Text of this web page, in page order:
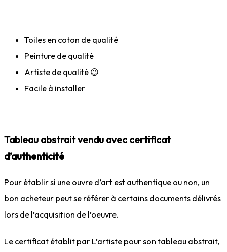
Toiles en coton de qualité
Peinture de qualité
Artiste de qualité 😉
Facile à installer
Tableau abstrait vendu avec certificat
d’authenticité
Pour établir si une ouvre d’art est authentique ou non, un
bon acheteur peut se référer à certains documents délivrés
lors de l’acquisition de l’oeuvre.
Le certificat établit par L’artiste pour son tableau abstrait,